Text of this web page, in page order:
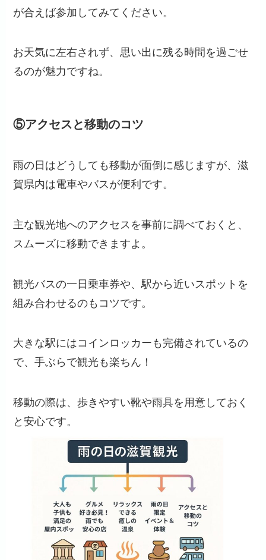
が合えば参加してみてください。
お天気に左右されず、思い出に残る時間を過ごせ
るのが魅力ですね。
⑤アクセスと移動のコツ
雨の日はどうしても移動が面倒に感じますが、滋
賀県内は電車やバスが便利です。
主な観光地へのアクセスを事前に調べておくと、
スムーズに移動できますよ。
観光バスの一日乗車券や、駅から近いスポットを
組み合わせるのもコツです。
大きな駅にはコインロッカーも完備されているの
で、手ぶらで観光も楽ちん！
移動の際は、歩きやすい靴や雨具を用意しておく
と安心です。